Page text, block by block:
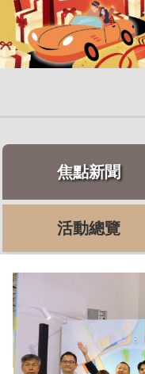
焦點新聞
活動總覽